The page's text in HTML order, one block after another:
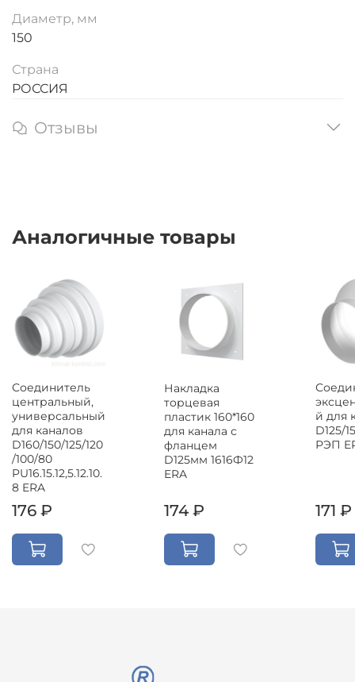
Диаметр, мм
150
Страна
РОССИЯ
Отзывы
Аналогичные товары
Соединитель
центральный,
универсальный
для каналов
D160/150/125/120
/100/80
PU16.15.12,5.12.10.
8 ERA
176 ₽
Накладка
торцевая
пластик 160*160
для канала с
фланцем
D125мм 1616Ф12
ERA
174 ₽
й для
D125/
РЭП
171 ₽